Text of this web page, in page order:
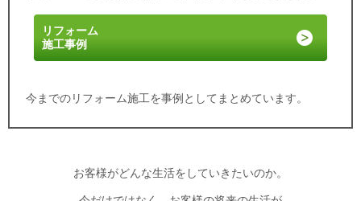
リフォーム
施工事例
今までのリフォーム施工を事例としてまとめています。
お客様がどんな生活をしていきたいのか。